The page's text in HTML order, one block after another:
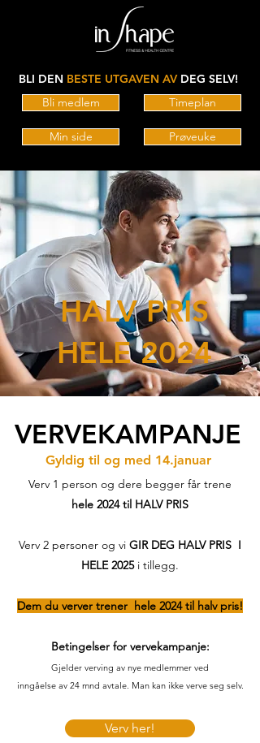
BLI DEN BESTE UTGAVEN AV DEG SELV!
Bli medlem
Min side
Timeplan
Prøveuke
HALV PRIS
HELE 2024
VERVEKAMPANJE
Gyldig til og med 14.januar
Verv 1 person og dere begger får trene
hele 2024 til HALV PRIS
Verv 2 personer og vi GIR DEG HALV PRIS I
HELE 2025i tillegg.
Dem du verver trener hele 2024 til halv pris!
Betingelser for vervekampanje:
Gjelder verving av nye medlemmer ved
inngåelse av 24 mnd avtale. Man kan ikke verve seg selv.
Verv her!